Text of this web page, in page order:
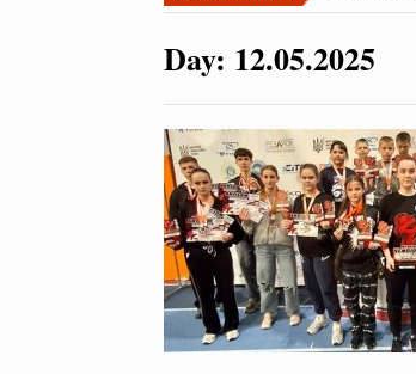
Day: 12.05.2025